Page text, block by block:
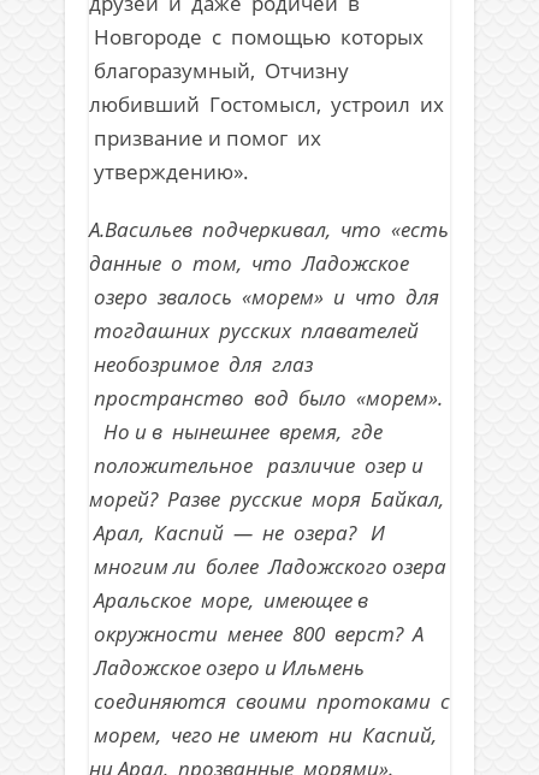
Новгороде с помощью которых
благоразумный, Отчизну
любивший Гостомысл, устроил их
призвание и помог их
утверждению».
А.Васильев подчеркивал, что «есть
данные о том, что Ладожское
озеро звалось «морем» и что для
тогдашних русских плавателей
необозримое для глаз
пространство вод было «морем».
Но и в нынешнее время, где
положительное различие озер и
морей? Разве русские моря Байкал,
Арал, Каспий — не озера? И
многим ли более Ладожского озера
Аральское море, имеющее в
окружности менее 800 верст? А
Ладожское озеро и Ильмень
соединяются своими протоками с
морем, чего не имеют ни Каспий,
ни Арал, прозванные морями».